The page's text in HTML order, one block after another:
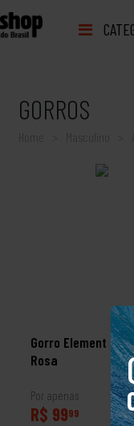
GORROS
Home
Gorro Element
Rosa
Por apenas
R$ 9999